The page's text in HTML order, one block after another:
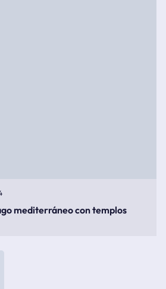
mediterráneo con templos